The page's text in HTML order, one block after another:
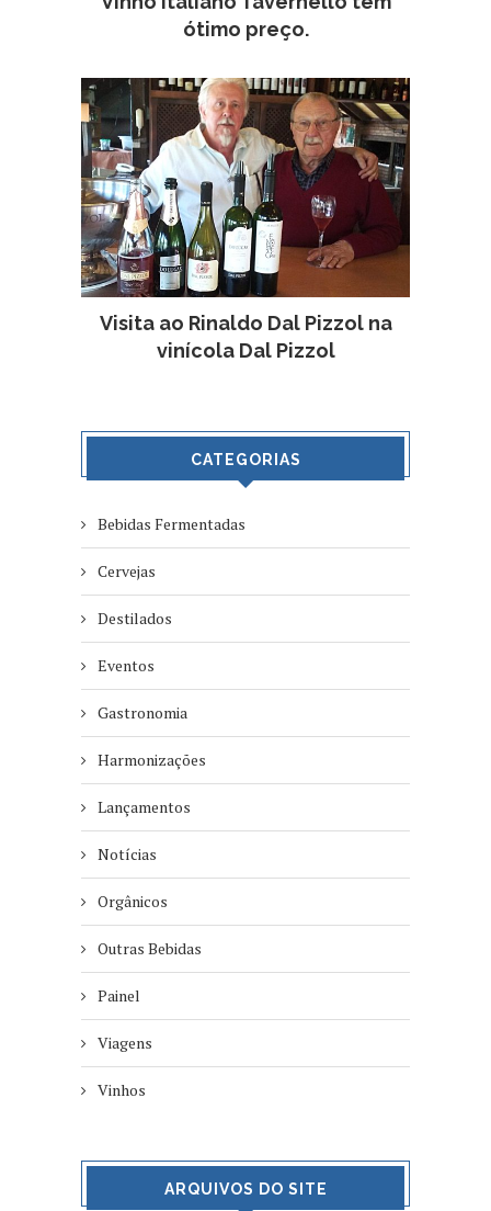
ótimo preço.
Visita ao Rinaldo Dal Pizzol na
vinícola Dal Pizzol
CATEGORIAS
Bebidas Fermentadas
Cervejas
Destilados
Eventos
Gastronomia
Harmonizações
Lançamentos
Notícias
Orgânicos
Outras Bebidas
Painel
Viagens
Vinhos
ARQUIVOS DO SITE